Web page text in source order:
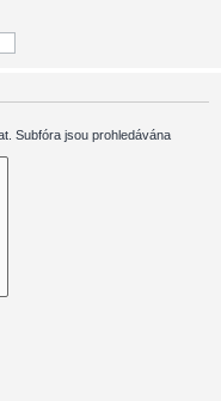
Subfóra jsou prohledávána